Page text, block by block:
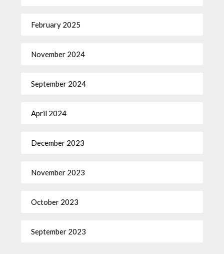
February 2025
November 2024
September 2024
April 2024
December 2023
November 2023
October 2023
September 2023